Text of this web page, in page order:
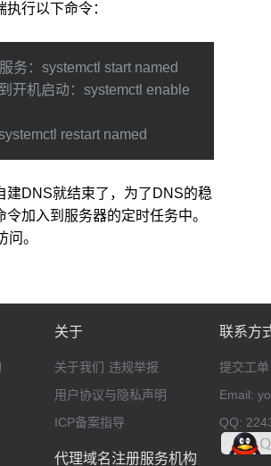
行以下命令：
务：systemctl start named
开机启动：systemctl enable
restart named
建DNS就结束了，为了DNS的稳
加入到服务器的定时任务中。
。
关于
关于我们 违规举报
用户协议与隐私声明
ICP备案指导
代理域名注册服务机构
联系方
提交工单
Email:
QQ: